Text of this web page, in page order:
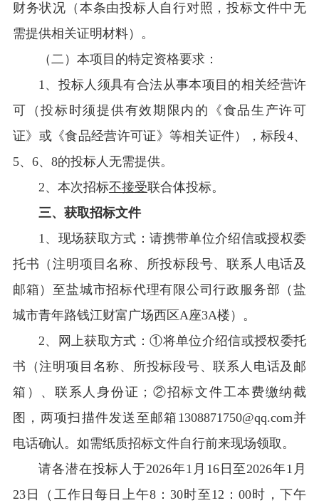
财务状况（本条由投标人自行对照，投标文件中无
需提供相关证明材料）。
（二）本项目的特定资格要求：
1、投标人须具有合法从事本项目的相关经营许
可（投标时须提供有效期限内的《食品生产许可
证》或《食品经营许可证》等相关证件），标段4、
5、6、8的投标人无需提供。
2、本次招标不接受联合体投标。
三、 获取招标文件
1、现场获取方式：请携带单位介绍信或授权委
托书（注明项目名称、所投标段号、联系人电话及
邮箱）至盐城市招标代理有限公司行政服务部（盐
城市青年路钱江财富广场西区A座3A楼）。
2、网上获取方式：①将单位介绍信或授权委托
书（注明项目名称、所投标段号、联系人电话及邮
箱）、联系人身份证；②招标文件工本费缴纳截
图，两项扫描件发送至邮箱1308871750@qq.com并
电话确认。如需纸质招标文件自行前来现场领取。
请各潜在投标人于2026年1月16日至2026年1月
23日（工作日每日上午8：30时至12：00时，下午